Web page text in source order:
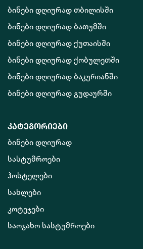
ბინები დღიურად თბილისში
ბინები დღიურად ბათუმში
ბინები დღიურად ქუთაისში
ბინები დღიურად ქობულეთში
ბინები დღიურად ბაკურიანში
ბინები დღიურად გუდაურში
კატეგორიები
ბინები დღიურად
სასტუმროები
ჰოსტელები
სახლები
კოტეჯები
საოჯახო სასტუმროები